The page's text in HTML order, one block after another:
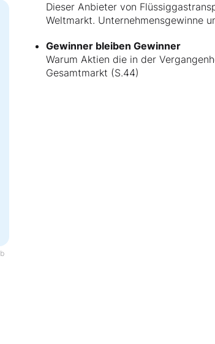
Dieser Anbieter von
Weltmarkt. Unternehmensgewinne
Gewinner bleiben Gewinner
Warum Aktien die in der
Gesamtmarkt (S.44)